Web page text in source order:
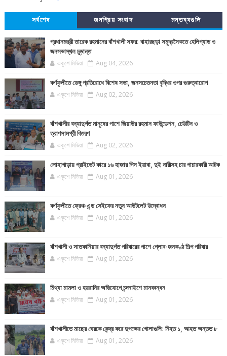
সর্বশেষ জনপ্রিয় সংবাদ মন্তব্যগুলি
প্রধানমন্ত্রী তারেক রহমানের বাঁশখালী সফর: বাহারছড়া সমুদ্রসৈকতে হেলিপ্যাড ও
জনসভাস্থল চূড়ান্ত
একুশে মিডিয়া Aug 04, 2026
কর্ণফুলীতে ডেঙ্গু প্রতিরোধে বিশেষ সভা, জনসচেতনতা বৃদ্ধির ওপর গুরুত্বারোপ
একুশে মিডিয়া Aug 02, 2026
বাঁশখালীর বন্যাদুর্গত মানুষের পাশে জিয়াউর রহমান ফাউন্ডেশন, ঢেউটিন ও
ত্রাণসামগ্রী বিতরণ
একুশে মিডিয়া Aug 02, 2026
লোহাগাড়ায় প্রাইভেট কারে ১৬ হাজার পিস ইয়াবা, দুই নারীসহ চার পাচারকারী আটক
একুশে মিডিয়া Aug 01, 2026
কর্ণফুলীতে ফ্রেঞ্চ এন্ড সেইফের নতুন আউটলেট উদ্বোধন
একুশে মিডিয়া Aug 01, 2026
বাঁশখালী ও সাতকানিয়ার বন্যাদুর্গত পরিবারের পাশে গ্লোব-জনকণ্ঠ শিল্প পরিবার
একুশে মিডিয়া Aug 01, 2026
মিথ্যা মামলা ও হয়রানির অভিযোগে চন্দনাইশে মানববন্ধন
একুশে মিডিয়া Aug 01, 2026
বাঁশখালীতে মাছের ঘেরকে কেন্দ্র করে দুপক্ষের গোলাগুলি: নিহত ১, আহত অন্তত ৮
একুশে মিডিয়া Aug 01, 2026